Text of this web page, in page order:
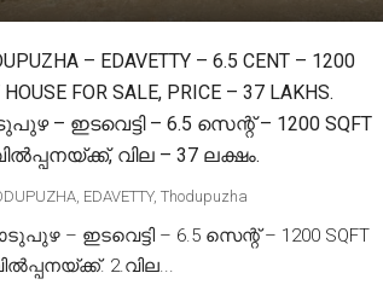
– EDAVETTY – 6.5 CENT – 1200
HOUSE FOR SALE, PRICE – 37 LAKHS.
– ഇടവെട്ടി – 6.5 സെന്റ് – 1200 SQFT
വില – 37 ലക്ഷം.
EDAVETTY, Thodupuzha
– ഇടവെട്ടി – 6.5 സെന്റ് – 1200 SQFT
2.വില...